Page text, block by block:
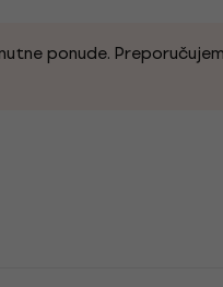
ponude.